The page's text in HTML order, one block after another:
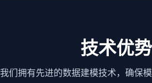
技术优势
我们拥有先进的数据建模技术，确保